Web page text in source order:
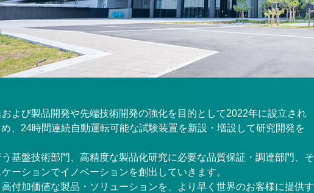
よび製品開発や先端技術開発の強化を目的として2022年に設立され
、24時間連続自動運転可能な試験装置を新設・増設して研究開発を
基盤技術部門、高精度な製品化研究に必要な品質保証・調達部門、そ
ーションでイノベーションを創出していきます。
付加価値な製品・ソリューションを、より早く世界のお客様に提供す